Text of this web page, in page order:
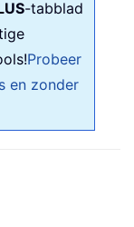
-tabblad
Probeer
en zonder